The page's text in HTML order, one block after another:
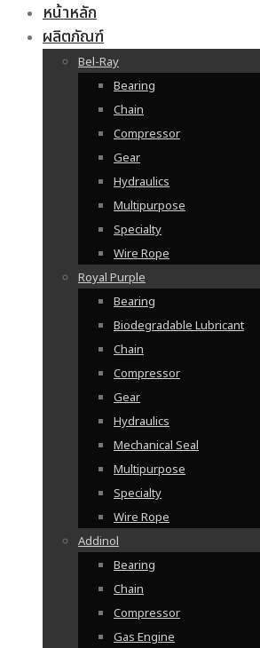
หน้าหลัก
ผลิตภัณฑ์
Bel-Ray
Bearing
Chain
Compressor
Gear
Hydraulics
Multipurpose
Specialty
Wire Rope
Royal Purple
Bearing
Biodegradable Lubricant
Chain
Compressor
Gear
Hydraulics
Mechanical Seal
Multipurpose
Specialty
Wire Rope
Addinol
Bearing
Chain
Compressor
Gas Engine